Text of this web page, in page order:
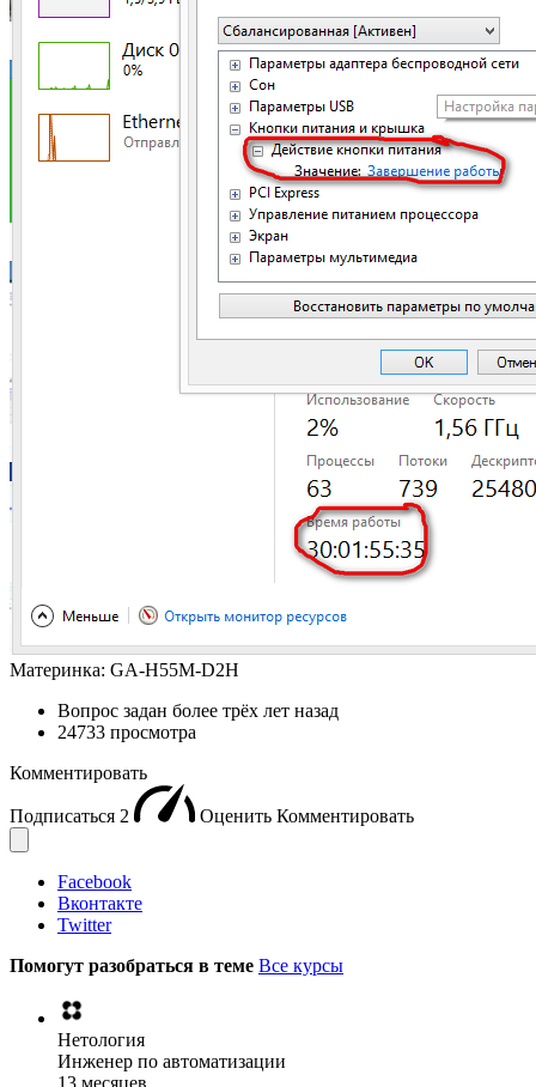
Материнка: GA-H55M-D2H
Вопрос задан более трёх лет назад
24733 просмотра
Комментировать
Подписаться 2 Оценить Комментировать
Facebook
Вконтакте
Twitter
Помогут разобраться в теме Все курсы
Нетология
Инженер по автоматизации
13 месяцев